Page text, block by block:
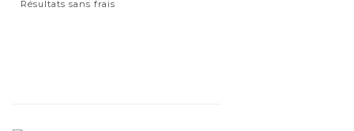
Résultats sans frais